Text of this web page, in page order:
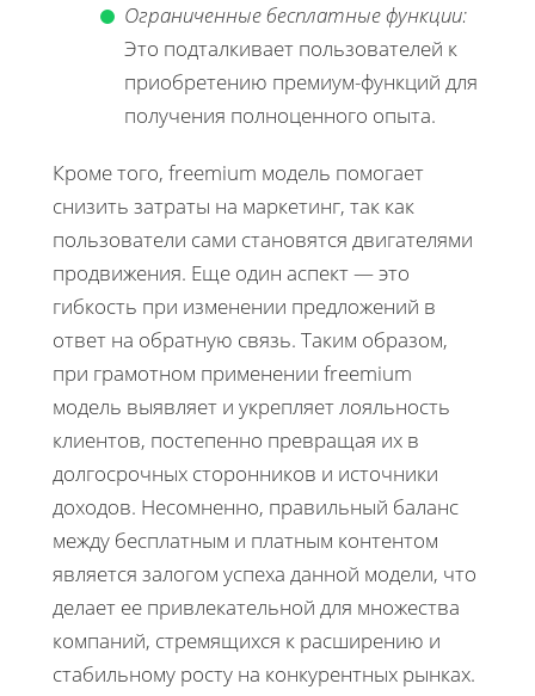
Ограниченные бесплатные функции:
Это подталкивает пользователей к
приобретению премиум-функций для
получения полноценного опыта.
Кроме того, freemium модель помогает
снизить затраты на маркетинг, так как
пользователи сами становятся двигателями
продвижения. Еще один аспект — это
гибкость при изменении предложений в
ответ на обратную связь. Таким образом,
при грамотном применении freemium
модель выявляет и укрепляет лояльность
клиентов, постепенно превращая их в
долгосрочных сторонников и источники
доходов. Несомненно, правильный баланс
между бесплатным и платным контентом
является залогом успеха данной модели, что
делает ее привлекательной для множества
компаний, стремящихся к расширению и
стабильному росту на конкурентных рынках.